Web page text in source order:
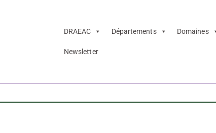
DRAEAC Départements Domaines
Newsletter